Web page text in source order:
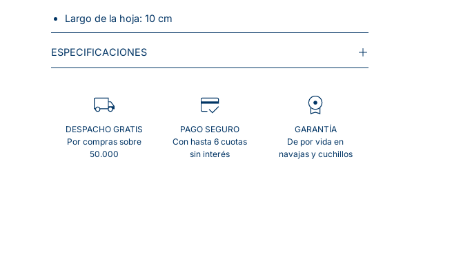
Largo de la hoja: 10 cm
ESPECIFICACIONES
DESPACHO GRATIS
Por compras sobre
50.000
PAGO SEGURO
Con hasta 6 cuotas
sin interés
GARANTÍA
De por vida en
navajas y cuchillos